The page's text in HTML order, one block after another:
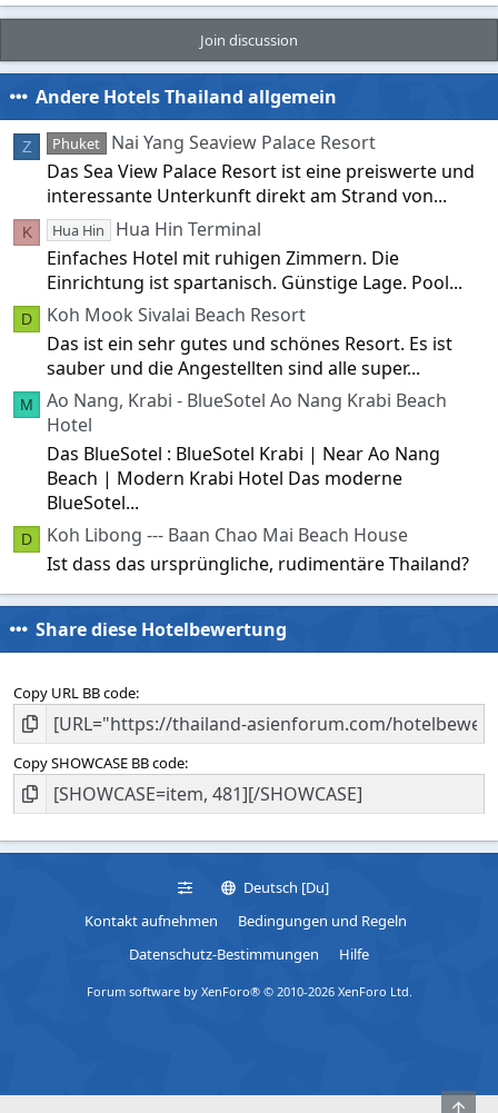
Join discussion
Andere Hotels Thailand allgemein
Z Phuket
Nai Yang Seaview Palace Resort
Das Sea View Palace Resort ist eine preiswerte und
interessante Unterkunft direkt am Strand von...
K Hua Hin
Hua Hin Terminal
Einfaches Hotel mit ruhigen Zimmern. Die
Einrichtung ist spartanisch. Günstige Lage. Pool...
D
Koh Mook Sivalai Beach Resort
Das ist ein sehr gutes und schönes Resort. Es ist
sauber und die Angestellten sind alle super...
M
Ao Nang, Krabi - BlueSotel Ao Nang Krabi Beach
Hotel
Das BlueSotel : BlueSotel Krabi | Near Ao Nang
Beach | Modern Krabi Hotel Das moderne
BlueSotel...
D
Koh Libong --- Baan Chao Mai Beach House
Ist dass das ursprüngliche, rudimentäre Thailand?
Share diese Hotelbewertung
Copy URL BB code
Copy SHOWCASE BB code
Deutsch [Du]
Kontakt aufnehmen
Bedingungen und Regeln
Datenschutz-Bestimmungen
Hilfe
Forum software by XenForo® © 2010-2026 XenForo Ltd.